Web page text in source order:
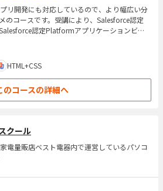
リ開発にも対応しているので、より幅広い分
のコースです。受講により、Salesforce認定
認定Platformアプリケーションビル
HTML+CSS
のコースの詳細へ
クール
電量販店ベスト電器内で運営しているパソコ